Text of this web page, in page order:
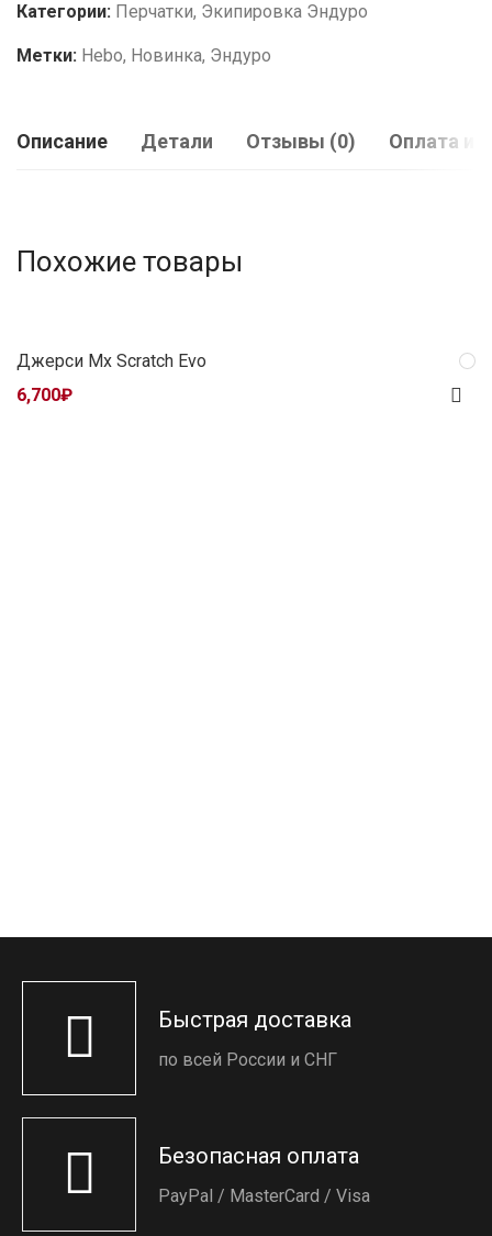
Категории: Перчатки, Экипировка Эндуро
Метки: Hebo, Новинка, Эндуро
Описание Детали Отзывы (0) Оплата и
Похожие товары
Джерси Mx Scratch Evo
6,700₽
Быстрая доставка
по всей России и СНГ
Безопасная оплата
PayPal / MasterCard / Visa